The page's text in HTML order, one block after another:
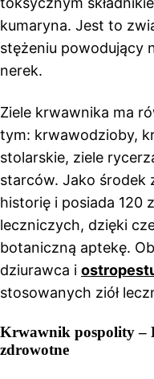
kumaryna. Jest to
stężeniu powodujący
nerek.
Ziele krwawnika ma
tym: krwawodzioby,
stolarskie, ziele
starców. Jako środek
historię i posiada 120
leczniczych, dzięki
botaniczną aptekę.
dziurawca i
stosowanych ziół
Krwawnik pospolity –
zdrowotne